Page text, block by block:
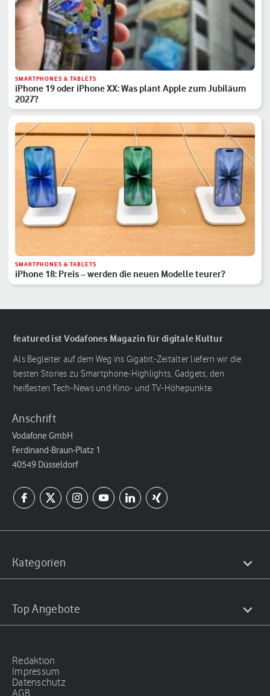
SMARTPHONES & TABLETS
iPhone 19 oder iPhone XX: Was plant Apple zum Jubiläum
2027?
SMARTPHONES & TABLETS
iPhone 18: Preis – werden die neuen Modelle teurer?
featured ist Vodafones Magazin für digitale Kultur
Als Begleiter auf dem Weg ins Gigabit-Zeitalter liefern wir die
besten Stories zu Smartphone-Highlights, Gadgets, den
heißesten Tech-News und Kino- und TV-Höhepunkte.
Anschrift
Vodafone GmbH
Ferdinand-Braun-Platz 1
40549 Düsseldorf
Kategorien
Top Angebote
Redaktion
Impressum
Datenschutz
AGB